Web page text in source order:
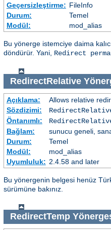
Geçersizleştirme: FileInfo
Durum:
Temel
Modül:
mod_alias
Bu yönerge istemciye daima
döndürür. Yani, Redirect
RedirectRelative
Açıklama:
Allows relative
Sözdizimi:
Öntanımlı:
Bağlam:
sunucu geneli,
Durum:
Temel
Modül:
mod_alias
Uyumluluk: 2.4.58 and later
Bu yönergenin belgesi henüz
sürümüne bakınız.
RedirectTemp